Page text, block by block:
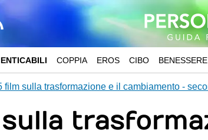
COPPIA EROS CIBO BENESSERE
film sulla trasformazione e il cambiamento -